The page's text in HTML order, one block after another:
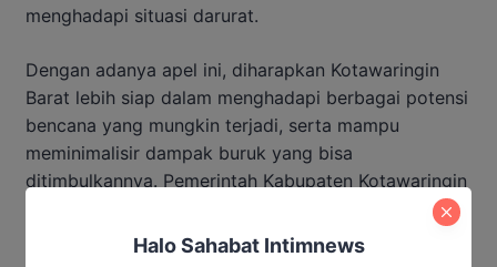
menghadapi situasi darurat.
Dengan adanya apel ini, diharapkan Kotawaringin
Barat lebih siap dalam menghadapi berbagai potensi
bencana yang mungkin terjadi, serta mampu
meminimalisir dampak buruk yang bisa
ditimbulkannya. Pemerintah Kabupaten Kotawaringin
kesiapsiagaan dan koordinasi dalam
Halo Sahabat Intimnews